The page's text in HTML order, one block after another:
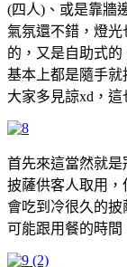
(四人)、或是靠牆
氣氛還不錯，燈光
的，又是自助式
基本上都是隨手
大家多見諒xd，
首先來這當然就
披薩供客人取用
會吃到冷很久的
可能跟用餐的時間